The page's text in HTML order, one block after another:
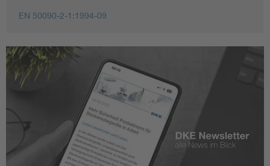
EN 50090-2-1:1994-09